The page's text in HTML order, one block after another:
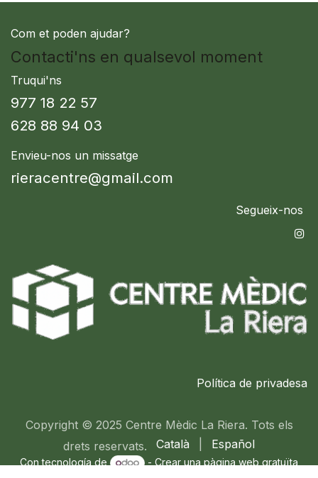
Com et poden ajudar?
Contacti'ns en qualsevol moment
Truqui'ns
977 18 22 57
628 88 94 03
Envieu-nos un missatge
rieracentre@gmail.com
Segueix-nos
Política de privadesa
Copyright © 2025 Centre Mèdic La Riera. Tots els
drets reservats.
Català Español
Con tecnología de - Crear una pàgina web gratuïta